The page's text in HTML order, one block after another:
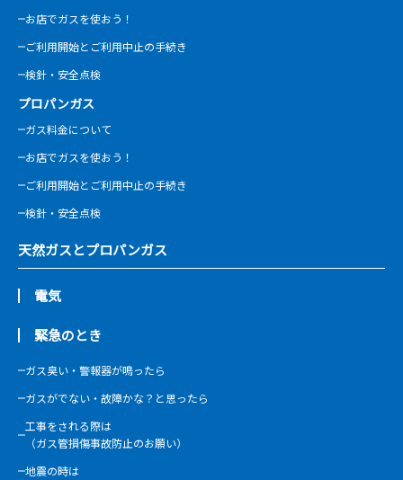
お店でガスを使おう！
ご利用開始とご利用中止の手続き
検針・安全点検
プロパンガス
ガス料金について
お店でガスを使おう！
ご利用開始とご利用中止の手続き
検針・安全点検
天然ガスとプロパンガス
電気
緊急のとき
ガス臭い・警報器が鳴ったら
ガスがでない・故障かな？と思ったら
工事をされる際は
（ガス管損傷事故防止のお願い）
地震の時は